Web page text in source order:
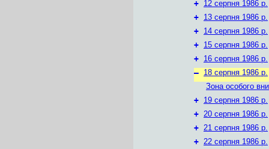
+ 12 серпня 1986 р.
+ 13 серпня 1986 р.
+ 14 серпня 1986 р.
+ 15 серпня 1986 р.
+ 16 серпня 1986 р.
– 18 серпня 1986 р.
Зона особого
+ 19 серпня 1986 р.
+ 20 серпня 1986 р.
+ 21 серпня 1986 р.
+ 22 серпня 1986 р.